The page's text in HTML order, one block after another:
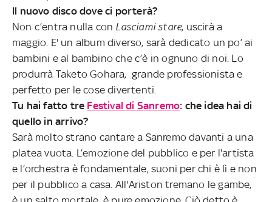
Il nuovo disco dove ci porterà?
Non c’entra nulla con Lasciami stare, uscirà a
maggio. E' un album diverso, sarà dedicato un po’ ai
bambini e al bambino che c’è in ognuno di noi. Lo
produrrà Taketo Gohara, grande professionista e
perfetto per le cose divertenti.
Tu hai fatto tre Festival di Sanremo: che idea hai di
quello in arrivo?
Sarà molto strano cantare a Sanremo davanti a una
platea vuota. L’emozione del pubblico e per l'artista
e l’orchestra è fondamentale, suoni per chi è lì e non
per il pubblico a casa. All'Ariston tremano le gambe,